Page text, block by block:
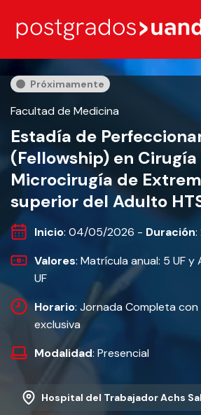
Próximamente
Facultad de Medicina
Estadía de
(Fellowship) en Cirugía
Microcirugía de
superior del Adulto
Inicio: 04/05/2026 - Duración:
Valores: Matrícula anual: 5 UF y
UF
Horario: Jornada Completa
exclusiva
Modalidad: Presencial
Hospital del Trabajador Achs